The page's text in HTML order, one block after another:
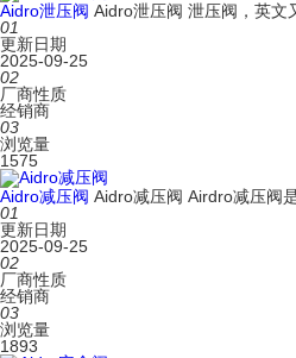
Aidro泄压阀 Aidro泄压阀 泄压阀，英
01
更新日期
2025-09-25
02
厂商性质
经销商
03
浏览量
1575
Aidro减压阀 Aidro减压阀 Airdro减压阀
01
更新日期
2025-09-25
02
厂商性质
经销商
03
浏览量
1893